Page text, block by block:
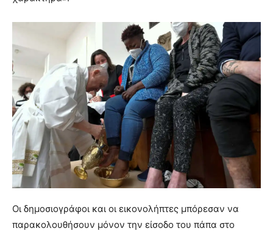
Οι δημοσιογράφοι και οι εικονολήπτες μπόρεσαν να
παρακολουθήσουν μόνον την είσοδο του πάπα στο